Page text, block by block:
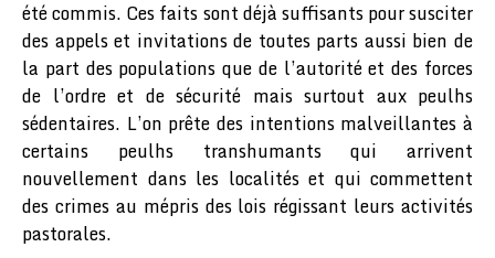
été commis. Ces faits sont déjà suffisants pour susciter
des appels et invitations de toutes parts aussi bien de
la part des populations que de l’autorité et des forces
de l’ordre et de sécurité mais surtout aux peulhs
sédentaires. L’on prête des intentions malveillantes à
certains peulhs transhumants qui arrivent
nouvellement dans les localités et qui commettent
des crimes au mépris des lois régissant leurs activités
pastorales.